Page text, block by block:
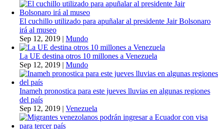
El cuchillo utilizado para apuñalar al presidente Jair Bolsonaro
irá al museo
Sep 12, 2019 | Mundo
La UE destina otros 10 millones a Venezuela
Sep 12, 2019 | Mundo
Inameh pronostica para este jueves lluvias en algunas regiones
del país
Sep 12, 2019 | Venezuela